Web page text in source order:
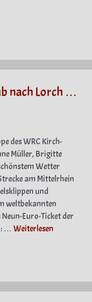
nach Lorch …
des WRC Kirch-
Müller, Brigitte
Wetter
am Mittelrhein
und
weltbekannten
Euro-Ticket der
… Weiterlesen